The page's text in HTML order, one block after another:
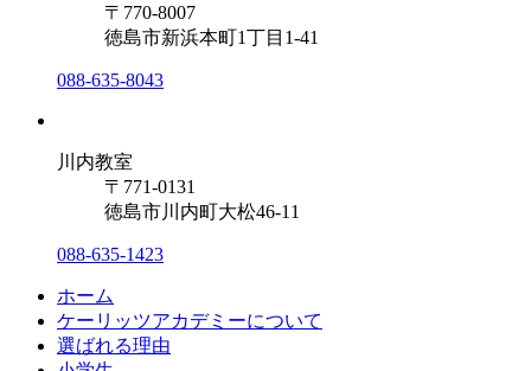
〒770-8007
徳島市新浜本町1丁目1-41
088-635-8043
川内教室
〒771-0131
徳島市川内町大松46-11
088-635-1423
ホーム
ケーリッツアカデミーについて
選ばれる理由